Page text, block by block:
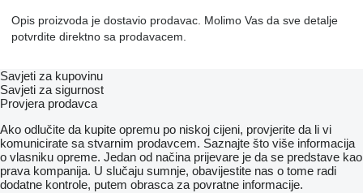
Opis proizvoda je dostavio prodavac. Molimo Vas da sve detalje
potvrdite direktno sa prodavacem.
Savjeti za kupovinu
Savjeti za sigurnost
Provjera prodavca
Ako odlučite da kupite opremu po niskoj cijeni, provjerite da li vi
komunicirate sa stvarnim prodavcem. Saznajte što više informacija
o vlasniku opreme. Jedan od načina prijevare je da se predstave kao
prava kompanija. U slučaju sumnje, obavijestite nas o tome radi
dodatne kontrole, putem obrasca za povratne informacije.